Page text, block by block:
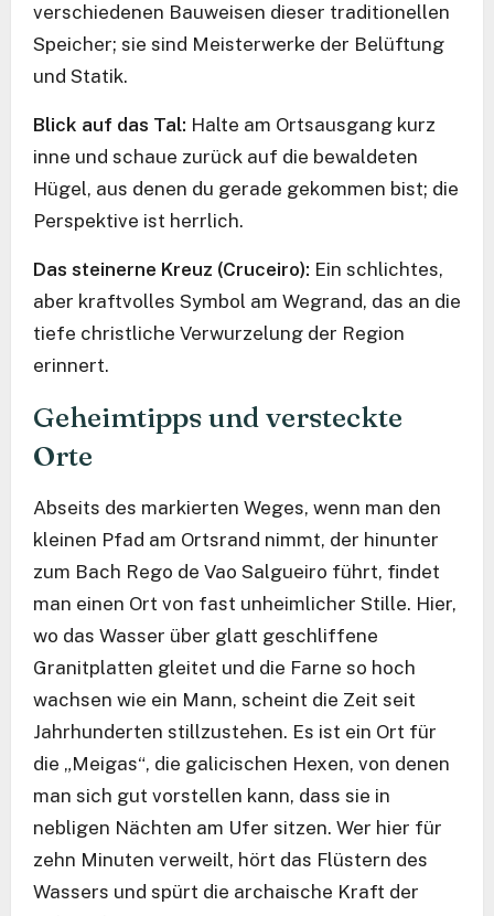
verschiedenen Bauweisen dieser traditionellen
Speicher; sie sind Meisterwerke der Belüftung
und Statik.
Blick auf das Tal: Halte am Ortsausgang kurz
inne und schaue zurück auf die bewaldeten
Hügel, aus denen du gerade gekommen bist; die
Perspektive ist herrlich.
Das steinerne Kreuz (Cruceiro): Ein schlichtes,
aber kraftvolles Symbol am Wegrand, das an die
tiefe christliche Verwurzelung der Region
erinnert.
Geheimtipps und versteckte
Orte
Abseits des markierten Weges, wenn man den
kleinen Pfad am Ortsrand nimmt, der hinunter
zum Bach Rego de Vao Salgueiro führt, findet
man einen Ort von fast unheimlicher Stille. Hier,
wo das Wasser über glatt geschliffene
Granitplatten gleitet und die Farne so hoch
wachsen wie ein Mann, scheint die Zeit seit
Jahrhunderten stillzustehen. Es ist ein Ort für
die „Meigas“, die galicischen Hexen, von denen
man sich gut vorstellen kann, dass sie in
nebligen Nächten am Ufer sitzen. Wer hier für
zehn Minuten verweilt, hört das Flüstern des
Wassers und spürt die archaische Kraft der